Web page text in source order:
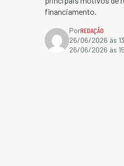
financiamento.
PorREDAÇÃO
26/06/2026 às
26/06/2026 às